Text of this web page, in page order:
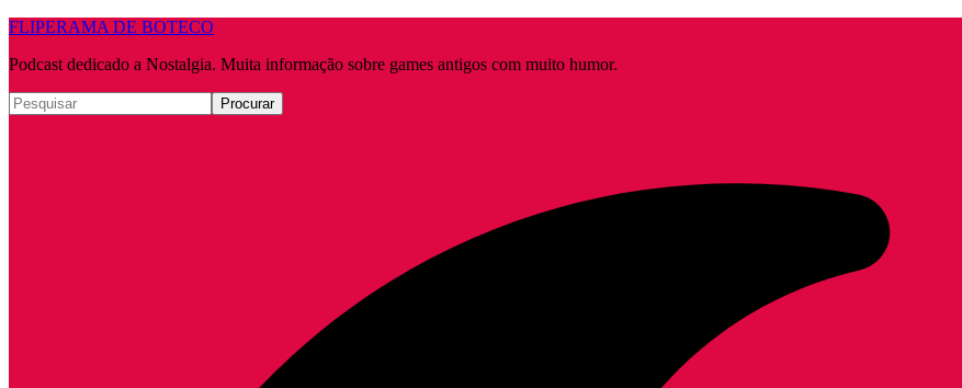
FLIPERAMA DE BOTECO
Podcast dedicado a Nostalgia. Muita informação sobre games antigos com muito humor.